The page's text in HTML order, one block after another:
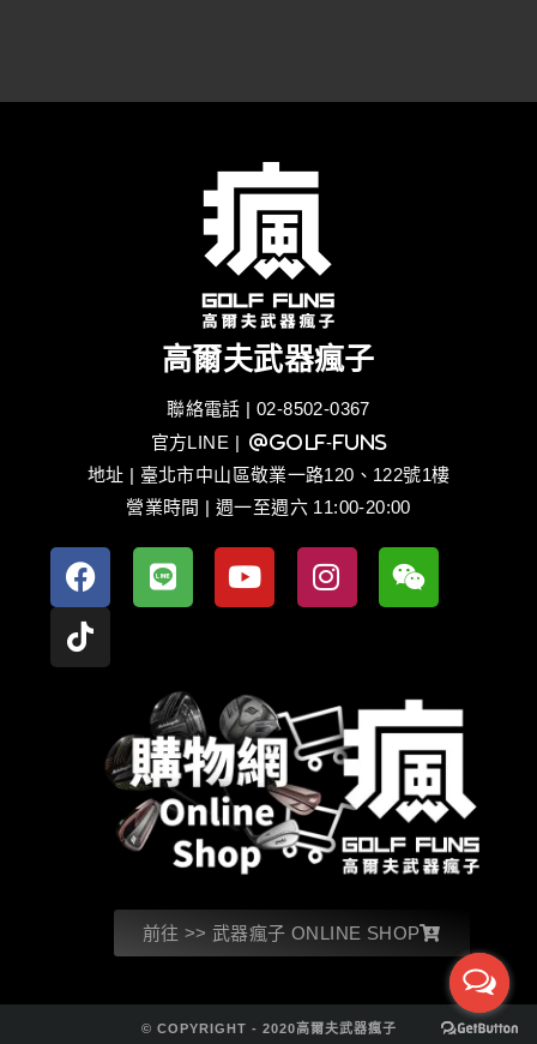
高爾夫武器瘋子
聯絡電話 | 02-8502-0367
官方LINE | @golf-funs
地址 | 臺北市中山區敬業一路120、122號1樓
營業時間 | 週一至週六 11:00-20:00
前往 >> 武器瘋子 ONLINE SHOP
© COPYRIGHT - 2020高爾夫武器瘋子